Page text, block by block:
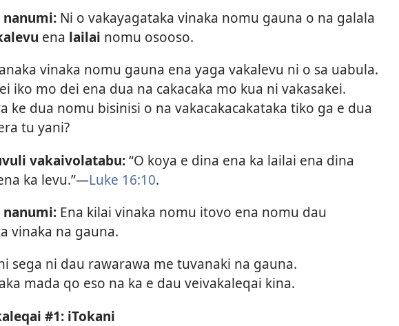
Ni o vakayagataka vinaka nomu gauna o na galala
ena lailai nomu osooso.
vinaka nomu gauna ena yaga vakalevu ni o sa uabula.
iko mo dei ena dua na cakacaka mo kua ni vakasakei.
ke dua nomu bisinisi o na vakacakacakataka tiko ga e dua
tu yani?
vakaivolatabu:“O koya e dina ena ka lailai ena dina
ka levu.”​—Luke 16:10.
Ena kilai vinaka nomu itovo ena nomu dau
vinaka na gauna.
sega ni dau rawarawa me tuvanaki na gauna.
mada qo eso na ka e dau veivakaleqai kina.
#1: iTokani